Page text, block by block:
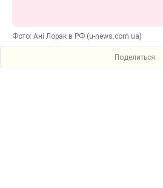
Фото: Ані Лорак в РФ (u-news.com.ua)
Поделиться: